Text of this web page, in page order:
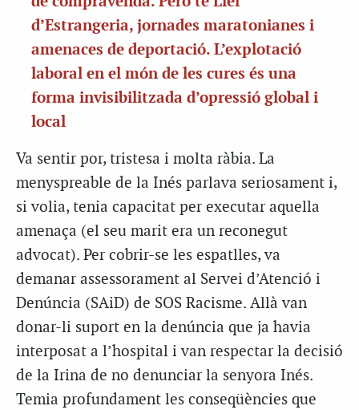
d’Estrangeria, jornades maratonianes i
amenaces de deportació. L’explotació
laboral en el món de les cures és una
forma invisibilitzada d’opressió global i
local
Va sentir por, tristesa i molta ràbia. La
menyspreable de la Inés parlava seriosament i,
si volia, tenia capacitat per executar aquella
amenaça (el seu marit era un reconegut
advocat). Per cobrir-se les espatlles, va
demanar assessorament al Servei d’Atenció i
Denúncia (SAiD) de SOS Racisme. Allà van
donar-li suport en la denúncia que ja havia
interposat a l’hospital i van respectar la decisió
de la Irina de no denunciar la senyora Inés.
Temia profundament les conseqüències que